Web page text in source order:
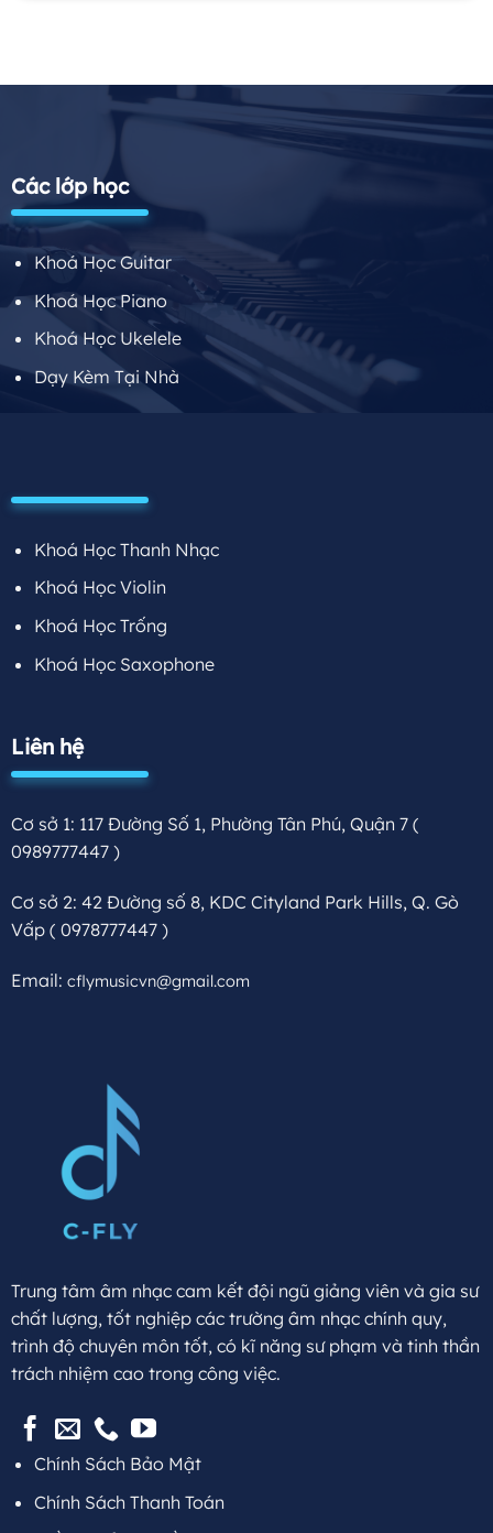
Các lớp học
Khoá Học Guitar
Khoá Học Piano
Khoá Học Ukelele
Dạy Kèm Tại Nhà
Khoá Học Thanh Nhạc
Khoá Học Violin
Khoá Học Trống
Khoá Học Saxophone
Liên hệ
Cơ sở 1: 117 Đường Số 1, Phường Tân Phú, Quận 7 (
0989777447 )
Cơ sở 2: 42 Đường số 8, KDC Cityland Park Hills, Q. Gò
Vấp( 0978777447 )
Email: cflymusicvn@gmail.com
Trung tâm âm nhạc cam kết đội ngũ giảng viên và gia sư
chất lượng, tốt nghiệp các trường âm nhạc chính quy,
trình độ chuyên môn tốt, có kĩ năng sư phạm và tinh thần
trách nhiệm cao trong công việc.
Chính Sách Bảo Mật
Chính Sách Thanh Toán